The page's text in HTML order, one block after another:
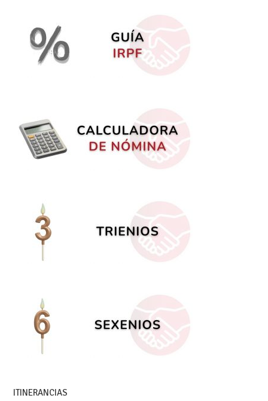
ITINERANCIAS